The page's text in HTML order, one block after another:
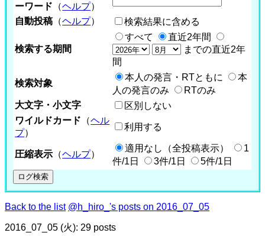
ーワード （ヘルプ）
自動投稿 （ヘルプ） 検索結果に含める
検索する期間
すべて
直近2年間
までの直近2年
間
検索対象
本人の発言・RTともに
本
人の発言のみ
RTのみ
大文字・小文字
区別しない
ワイルドカード （ヘル
プ）
利用する
圧縮表示 （ヘルプ）
適用なし（全投稿表示）
1
件/1日
3件/1日 5件/1日
Back to the list @h_hiro_'s posts on 2016_07_05
2016_07_05 (火): 29 posts